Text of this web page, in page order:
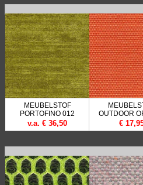
MEUBELSTOF
PORTOFINO 012
v.a. € 36,50
OUTDOOR
€